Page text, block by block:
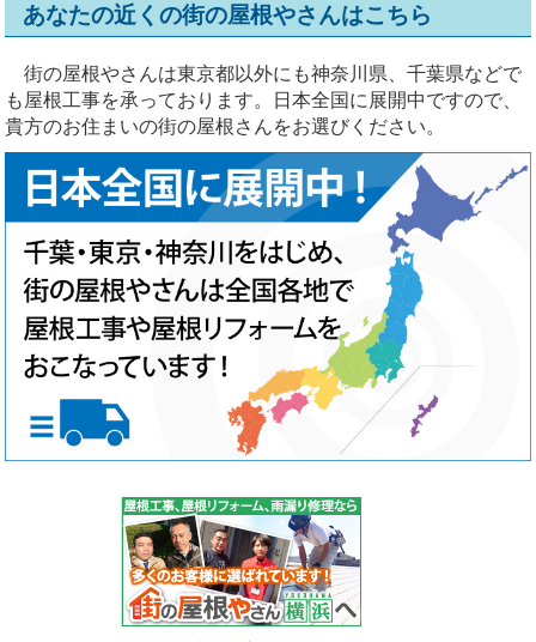
あなたの近くの街の屋根やさんはこちら
街の屋根やさんは東京都以外にも神奈川県、千葉県などで
も屋根工事を承っております。日本全国に展開中ですので、
貴方のお住まいの街の屋根さんをお選びください。